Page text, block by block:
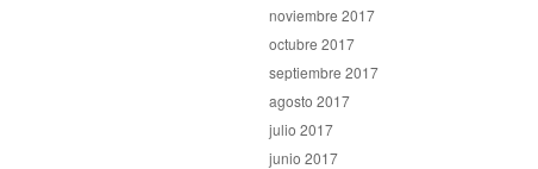
noviembre 2017
octubre 2017
septiembre 2017
agosto 2017
julio 2017
junio 2017